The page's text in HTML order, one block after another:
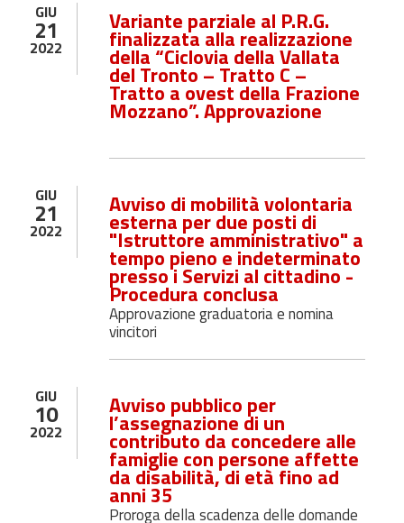
GIU
21
2022
Variante parziale al P.R.G.
finalizzata alla realizzazione
della “Ciclovia della Vallata
del Tronto – Tratto C –
Tratto a ovest della Frazione
Mozzano”. Approvazione
GIU
21
2022
Avviso di mobilità volontaria
esterna per due posti di
"Istruttore amministrativo" a
tempo pieno e indeterminato
presso i Servizi al cittadino -
Procedura conclusa
Approvazione graduatoria e nomina
vincitori
GIU
10
2022
Avviso pubblico per
l’assegnazione di un
contributo da concedere alle
famiglie con persone affette
da disabilità, di età fino ad
anni 35
Proroga della scadenza delle domande